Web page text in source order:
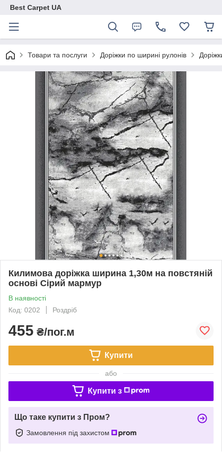
Best Carpet UA
Товари та послуги Доріжки по ширині рулонів
Килимова доріжка ширина 1,30м на повстяній
основі Сірий мармур
В наявності
Код: 0202
Роздріб
455 ₴/пог.м
Купити
або
Купити з
Що таке купити з Пром?
Замовлення під захистом